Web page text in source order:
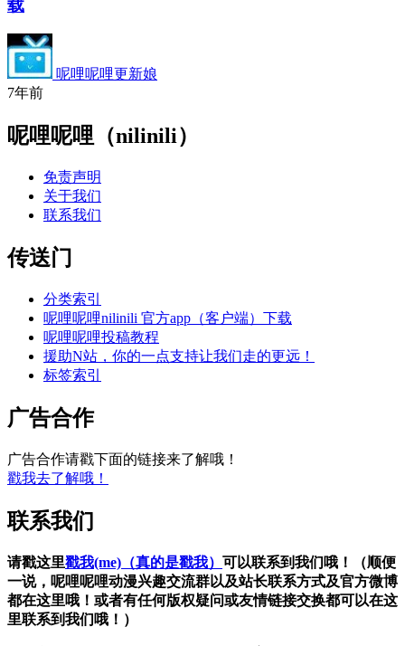
载
呢哩呢哩更新娘
7年前
呢哩呢哩（nilinili）
免责声明
关于我们
联系我们
传送门
分类索引
呢哩呢哩nilinili 官方app（客户端）下载
呢哩呢哩投稿教程
援助N站，你的一点支持让我们走的更远！
标签索引
广告合作
广告合作请戳下面的链接来了解哦！
戳我去了解哦！
联系我们
请戳这里戳我(me)（真的是戳我） 可以联系到我们哦！（顺便
一说，呢哩呢哩动漫兴趣交流群以及站长联系方式及官方微博
都在这里哦！或者有任何版权疑问或友情链接交换都可以在这
里联系到我们哦！）